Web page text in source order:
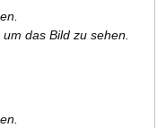
das Bild zu sehen.